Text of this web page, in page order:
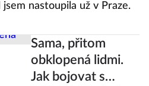
nastoupila už v Praze.
Sama, přitom
obklopená lidmi.
Jak bojovat s